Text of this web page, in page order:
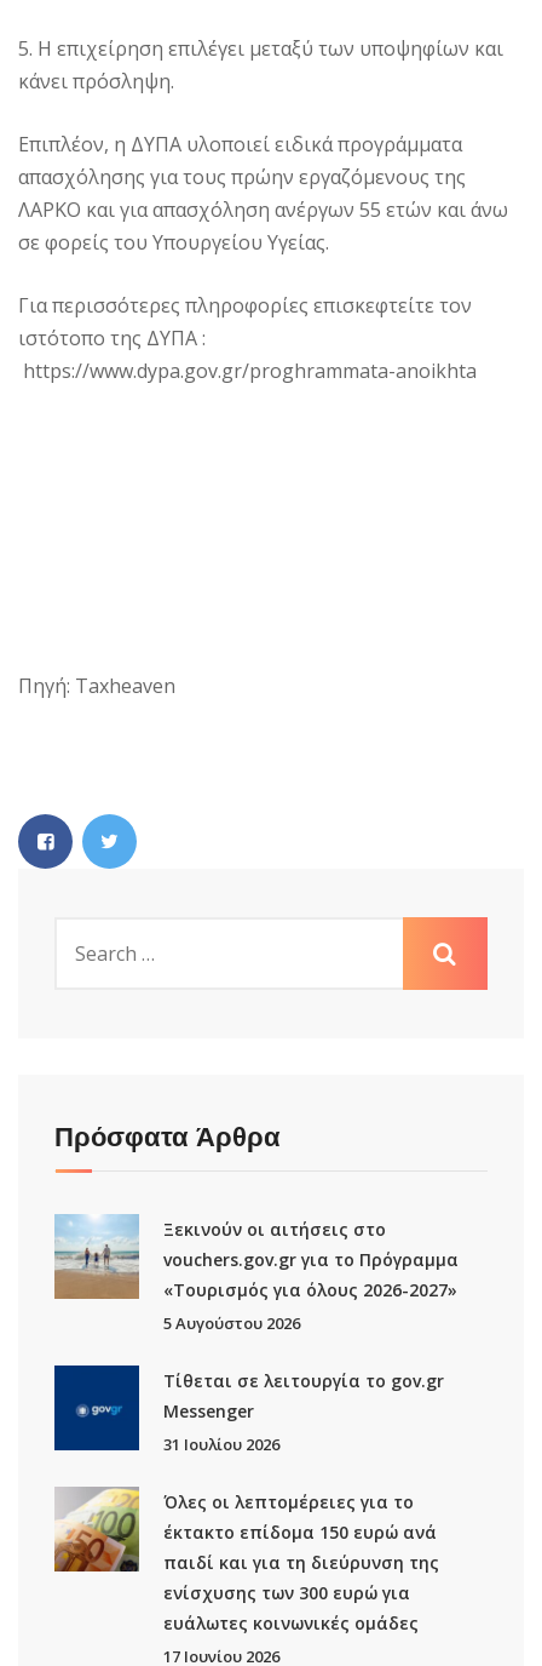
5. Η επιχείρηση επιλέγει μεταξύ των υποψηφίων και
κάνει πρόσληψη.
Επιπλέον, η ΔΥΠΑ υλοποιεί ειδικά προγράμματα
απασχόλησης για τους πρώην εργαζόμενους της
ΛΑΡΚΟ και για απασχόληση ανέργων 55 ετών και άνω
σε φορείς του Υπουργείου Υγείας.
Για περισσότερες πληροφορίες επισκεφτείτε τον
ιστότοπο της ΔΥΠΑ :
https://www.dypa.gov.gr/proghrammata-anoikhta
Πηγή: Taxheaven
Πρόσφατα Άρθρα
Ξεκινούν οι αιτήσεις στο
vouchers.gov.gr για το Πρόγραμμα
«Τουρισμός για όλους 2026-2027»
5 Αυγούστου 2026
Τίθεται σε λειτουργία το gov.gr
Μessenger
31 Ιουλίου 2026
Όλες οι λεπτομέρειες για το
έκτακτο επίδομα 150 ευρώ ανά
παιδί και για τη διεύρυνση της
ενίσχυσης των 300 ευρώ για
ευάλωτες κοινωνικές ομάδες
17 Ιουνίου 2026